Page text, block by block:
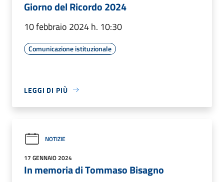
Giorno del Ricordo 2024
10 febbraio 2024 h. 10:30
Comunicazione istituzionale
LEGGI DI PIÙ
NOTIZIE
17 GENNAIO 2024
In memoria di Tommaso Bisagno